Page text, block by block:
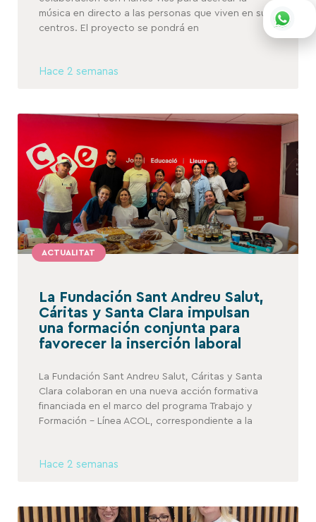
música en directo a las personas que viven en sus
centros. El proyecto se pondrá en
Hace 2 semanas
ACTUALITAT
La Fundación Sant Andreu Salut,
Cáritas y Santa Clara impulsan
una formación conjunta para
favorecer la inserción laboral
La Fundación Sant Andreu Salut, Cáritas y Santa
Clara colaboran en una nueva acción formativa
financiada en el marco del programa Trabajo y
Formación – Línea ACOL, correspondiente a la
Hace 2 semanas